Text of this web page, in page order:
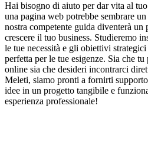
Hai bisogno di aiuto per dar vita al tuo
una pagina web potrebbe sembrare
nostra competente guida diventerà un
crescere il tuo business. Studieremo
le tue necessità e gli obiettivi
perfetta per le tue esigenze. Sia che
online sia che desideri incontrarci
Meleti, siamo pronti a fornirti
idee in un progetto tangibile e
esperienza professionale!